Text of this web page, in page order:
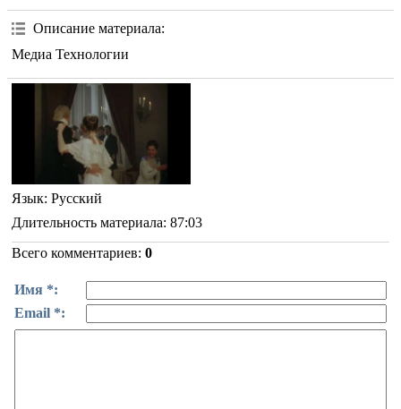
Описание материала:
Медиа Технологии
Язык: Русский
Длительность материала: 87:03
Всего комментариев: 0
Имя *:
Email *: